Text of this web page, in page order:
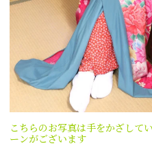
こちらのお写真は手をかざして
ーンがございます